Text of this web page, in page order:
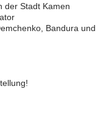
der Stadt Kamen
Bandura und